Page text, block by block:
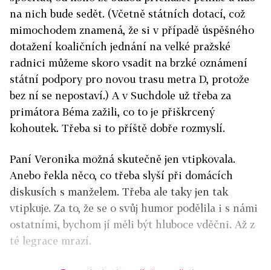
na nich bude sedět. (Včetně státních dotací, což
mimochodem znamená, že si v případě úspěšného
dotažení koaličních jednání na velké pražské
radnici můžeme skoro vsadit na brzké oznámení
státní podpory pro novou trasu metra D, protože
bez ní se nepostaví.) A v Suchdole už třeba za
primátora Béma zažili, co to je přiškrcený
kohoutek. Třeba si to příště dobře rozmyslí.
Paní Veronika možná skutečně jen vtipkovala.
Anebo řekla něco, co třeba slyší při domácích
diskusích s manželem. Třeba ale taky jen tak
vtipkuje. Za to, že se o svůj humor podělila i s námi
ostatními, bychom jí měli být hluboce vděčni. Až z
té legrace mrazí.